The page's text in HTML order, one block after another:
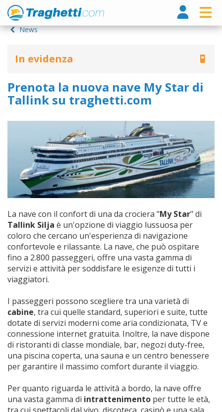
News
In evidenza
Prenota la nuova nave My Star di
Tallink su traghetti.com
La nave con il confort di una da crociera "My Star" di
Tallink Silja è un'opzione di viaggio lussuosa per
coloro che cercano un'esperienza di navigazione
confortevole e rilassante. La nave, che può ospitare
fino a 2.800 passeggeri, offre una vasta gamma di
servizi e attività per soddisfare le esigenze di tutti i
viaggiatori.
I passeggeri possono scegliere tra una varietà di
cabine, tra cui quelle standard, superiori e suite, tutte
dotate di servizi moderni come aria condizionata, TV e
connessione internet gratuita. Inoltre, la nave dispone
di ristoranti di classe mondiale, bar, negozi duty-free,
una piscina coperta, una sauna e un centro benessere
per garantire il massimo comfort durante il viaggio.
Per quanto riguarda le attività a bordo, la nave offre
una vasta gamma di intrattenimento per tutte le età,